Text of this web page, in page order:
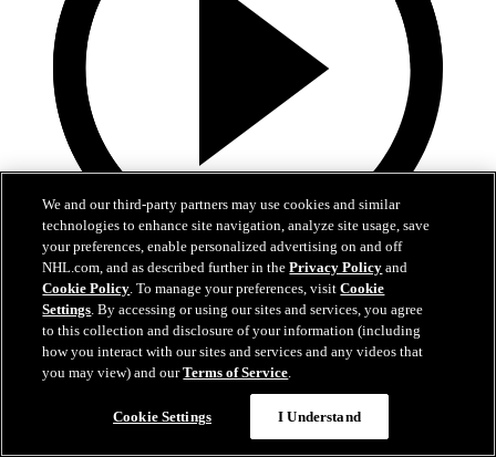
25:12
Alle 34 Stützle-Tore der Saison 2025/26
Erlebt alle 34 Tore von Tim Stützle aus der Saison 2025/26 noch
einmal
We and our third-party partners may use cookies and similar
technologies to enhance site navigation, analyze site usage, save
your preferences, enable personalized advertising on and off
NHL.com, and as described further in thePrivacy Policy and
Cookie Policy. To manage your preferences, visitCookie
Settings. By accessing or using our sites and services, you agree
to this collection and disclosure of your information (including
how you interact with our sites and services and any videos that
you may view) and ourTerms of Service.
Cookie Settings I Understand